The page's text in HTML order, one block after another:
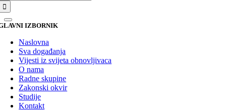
IZBORNIK
Naslovna
Sva događanja
Vijesti iz svijeta obnovljivaca
O nama
Radne skupine
Zakonski okvir
Studije
Kontakt